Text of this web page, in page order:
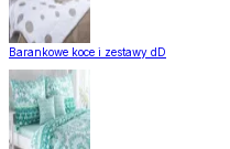
Barankowe koce i zestawy dD